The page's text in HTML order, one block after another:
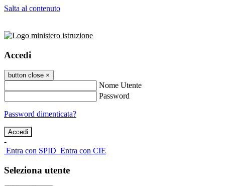
Salta al contenuto
Accedi
button close ×
Nome Utente
Password
Password dimenticata?
-
Entra con SPID Entra con CIE
Seleziona utente